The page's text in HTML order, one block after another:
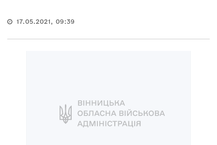
17.05.2021, 09:39